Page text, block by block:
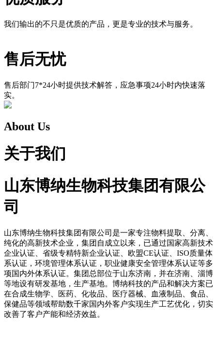
我们输出的不只是优质的产品，更是专业的技术与服务。
售后无忧
售后部门7*24小时提供技术解答，应急事项24小时内快速落
实。
About Us
关于我们
山东博纳生物科技集团有限公
司
山东博纳生物科技集团有限公司是一家专注物料提取、分离、
纯化的高新技术企业，集团自成立以来，已通过国家高新技术
企业认证、省级专精特新企业认证、欧盟CE认证、ISO质量体
系认证，环境管理体系认证，职业健康安全管理体系认证等多
项国内外体系认证。集团总部位于山东济南，并在济南、淄博
等地设有研发基地，生产基地。博纳科技的产品和解决方案已
在合成生物学、医药、化妆品、医疗器械、血液制品、食品、
保健品等领域帮助数千家国内外客户实现生产工艺优化，切实
改善了客户产能和经济效益。